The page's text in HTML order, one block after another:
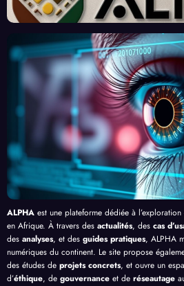
vaille
urs
Clic »
en
Afriq
ue
eau
Front
contr
e le
Palud
isme
en
Afriq
ue
,
ui
ALPHA est une plateforme dédiée à
en Afrique. À travers des actualités, des cas
des analyses, et des guides pratiques, ALPHA
numériques du continent. Le site propose
des études de projets concrets, et ouvre un
d’éthique, de gouvernance et de réseautage